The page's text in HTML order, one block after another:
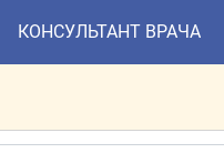
КОНСУЛЬТАНТ ВРАЧА